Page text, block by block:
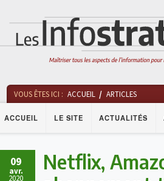
ACCUEIL LE SITE ACTUALITÉS
VOUS ÊTES ICI : ACCUEIL ARTICLES
09
avr.
2020
Netflix,